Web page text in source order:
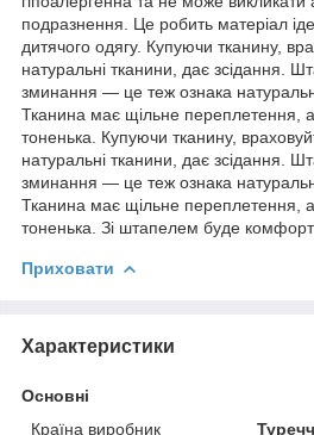
подразнення. Це робить матеріал
дитячого одягу. Купуючи тканину,
натуральні тканини, дає зсідання.
зминання — це теж ознака
Тканина має щільне переплетення,
тоненька. Купуючи тканину,
натуральні тканини, дає зсідання.
зминання — це теж ознака
Тканина має щільне переплетення,
тоненька. Зі штапелем буде
Приховати
Характеристики
Основні
Країна виробник